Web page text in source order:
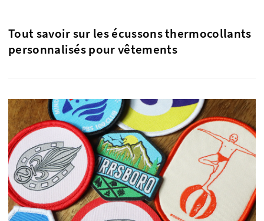
Tout savoir sur les écussons thermocollants
personnalisés pour vêtements